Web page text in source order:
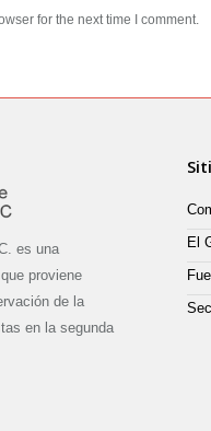
for the next time I comment.
es una
proviene
de la
en la segunda
El